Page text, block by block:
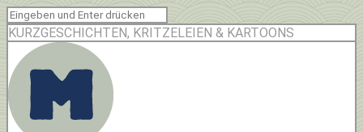
KURZGESCHICHTEN, KRITZELEIEN & KARTOONS